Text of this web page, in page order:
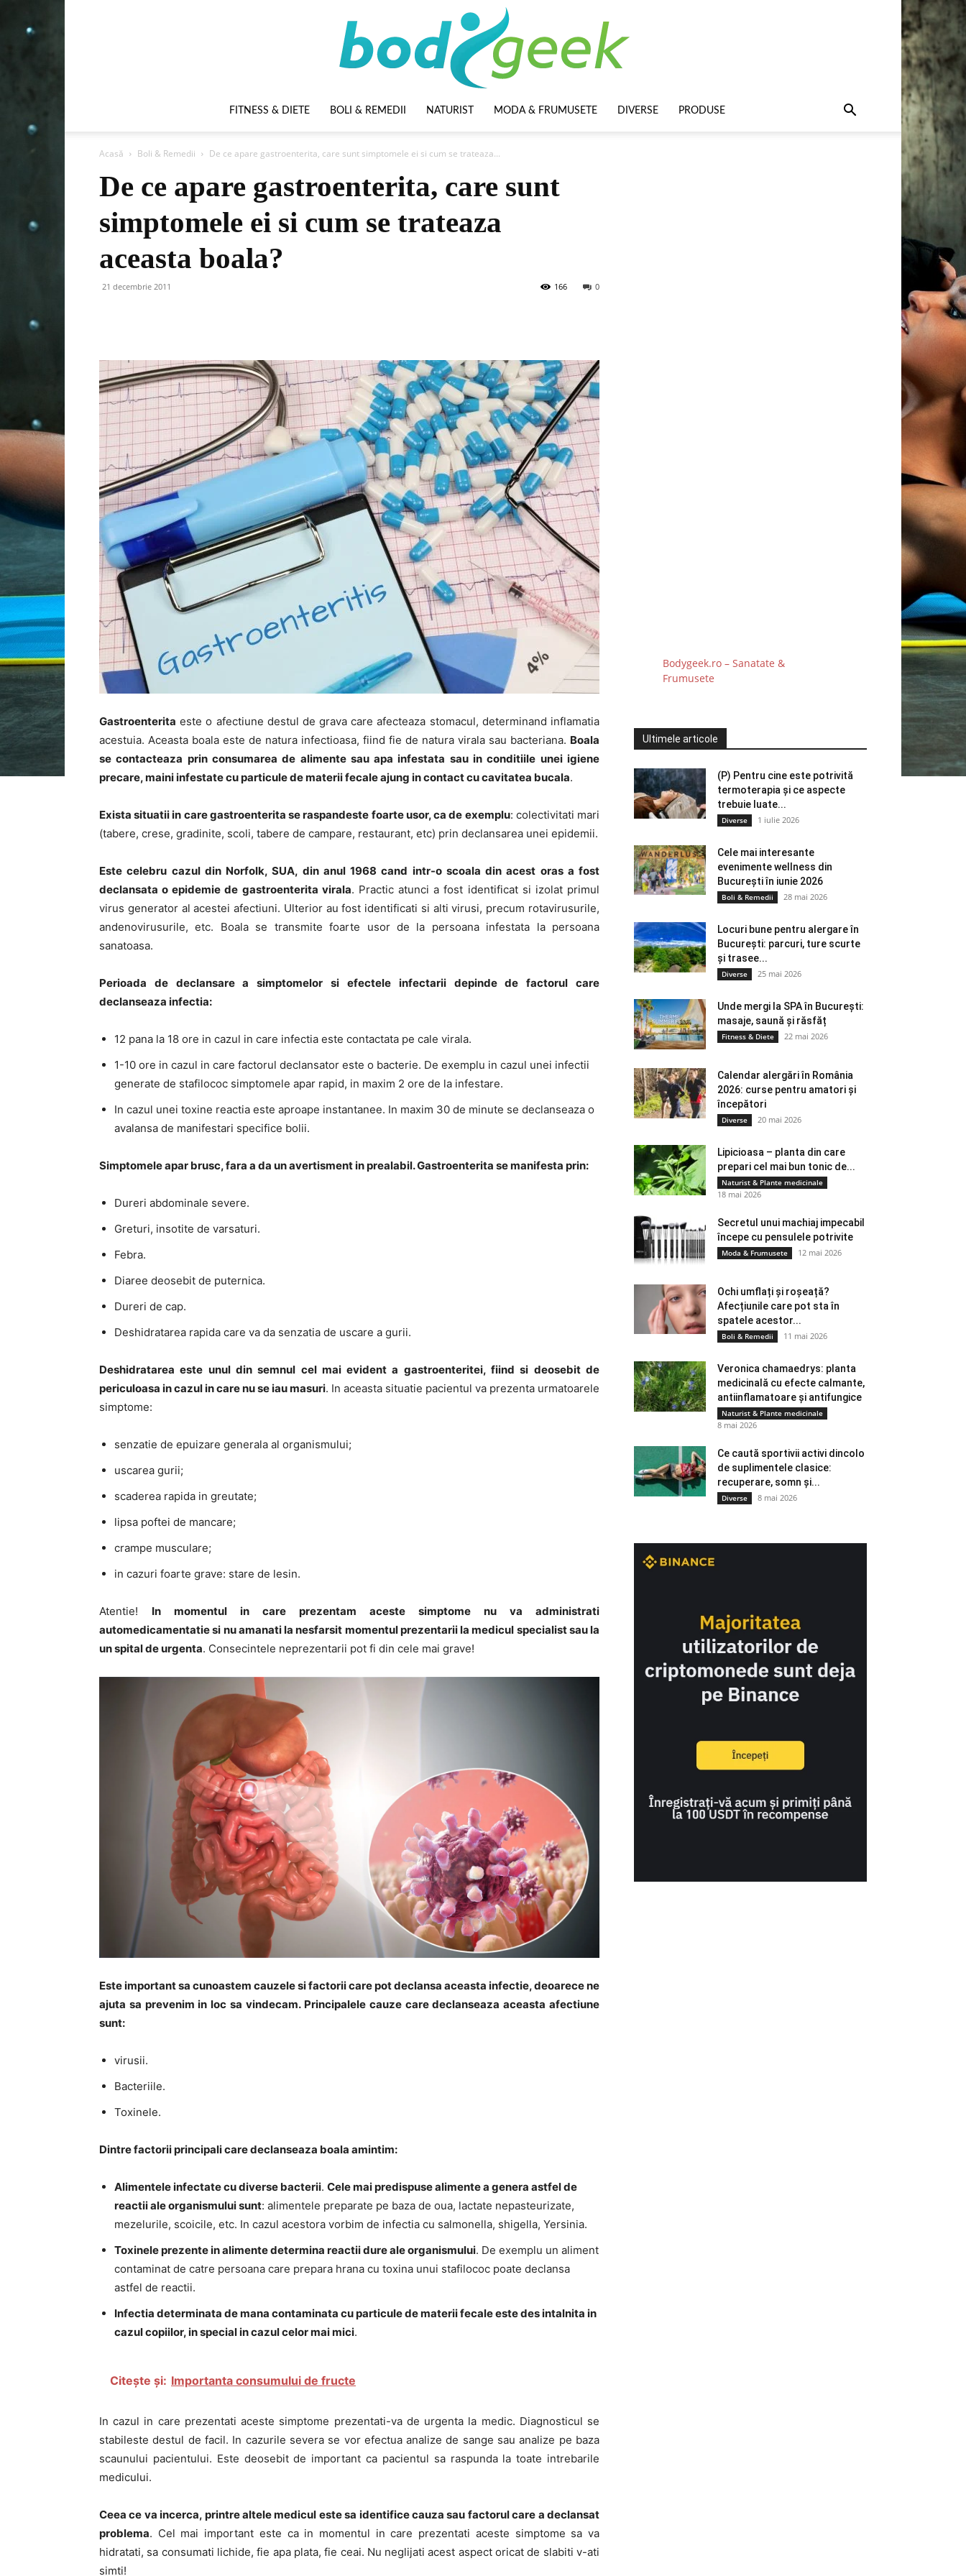
FITNESS & DIETE BOLI & REMEDII NATURIST MODA & FRUMUSETE DIVERSE PRODUSE
Acasă Boli & Remedii De ce apare gastroenterita, care sunt simptomele ei si cum se trateaza...
De ce apare gastroenterita, care sunt
simptomele ei si cum se trateaza
aceasta boala?
21 decembrie 2011 0
166
Gastroenterita este o afectiune destul de grava care afecteaza stomacul, determinand inflamatia
acestuia. Aceasta boala este de natura infectioasa, fiind fie de natura virala sau bacteriana. Boala
se contacteaza prin consumarea de alimente sau apa infestata sau in conditiile unei igiene
precare, maini infestate cu particule de materii fecale ajung in contact cu cavitatea bucala.
Exista situatii in care gastroenterita se raspandeste foarte usor, ca de exemplu: colectivitati mari
(tabere, crese, gradinite, scoli, tabere de campare, restaurant, etc) prin declansarea unei epidemii.
Este celebru cazul din Norfolk, SUA, din anul 1968 cand intr-o scoala din acest oras a fost
declansata o epidemie de gastroenterita virala. Practic atunci a fost identificat si izolat primul
virus generator al acestei afectiuni. Ulterior au fost identificati si alti virusi, precum rotavirusurile,
andenovirusurile, etc. Boala se transmite foarte usor de la persoana infestata la persoana
sanatoasa.
Perioada de declansare a simptomelor si efectele infectarii depinde de factorul care
declanseaza infectia:
12 pana la 18 ore in cazul in care infectia este contactata pe cale virala.
1-10 ore in cazul in care factorul declansator este o bacterie. De exemplu in cazul unei infectii
generate de stafilococ simptomele apar rapid, in maxim 2 ore de la infestare.
In cazul unei toxine reactia este aproape instantanee. In maxim 30 de minute se declanseaza o
avalansa de manifestari specifice bolii.
Simptomele apar brusc, fara a da un avertisment in prealabil. Gastroenterita se manifesta prin:
Dureri abdominale severe.
Greturi, insotite de varsaturi.
Febra.
Diaree deosebit de puternica.
Dureri de cap.
Deshidratarea rapida care va da senzatia de uscare a gurii.
Deshidratarea este unul din semnul cel mai evident a gastroenteritei, fiind si deosebit de
periculoasa in cazul in care nu se iau masuri. In aceasta situatie pacientul va prezenta urmatoarele
simptome:
senzatie de epuizare generala al organismului;
uscarea gurii;
scaderea rapida in greutate;
lipsa poftei de mancare;
crampe musculare;
in cazuri foarte grave: stare de lesin.
Atentie! In momentul in care prezentam aceste simptome nu va administrati
automedicamentatie si nu amanati la nesfarsit momentul prezentarii la medicul specialist sau la
un spital de urgenta. Consecintele neprezentarii pot fi din cele mai grave!
Este important sa cunoastem cauzele si factorii care pot declansa aceasta infectie, deoarece ne
ajuta sa prevenim in loc sa vindecam. Principalele cauze care declanseaza aceasta afectiune
sunt:
virusii.
Bacteriile.
Toxinele.
Dintre factorii principali care declanseaza boala amintim:
Alimentele infectate cu diverse bacterii. Cele mai predispuse alimente a genera astfel de
reactii ale organismului sunt: alimentele preparate pe baza de oua, lactate nepasteurizate,
mezelurile, scoicile, etc. In cazul acestora vorbim de infectia cu salmonella, shigella, Yersinia.
Toxinele prezente in alimente determina reactii dure ale organismului. De exemplu un aliment
contaminat de catre persoana care prepara hrana cu toxina unui stafilococ poate declansa
astfel de reactii.
Infectia determinata de mana contaminata cu particule de materii fecale este des intalnita in
cazul copiilor, in special in cazul celor mai mici.
Citește și: Importanta consumului de fructe
In cazul in care prezentati aceste simptome prezentati-va de urgenta la medic. Diagnosticul se
stabileste destul de facil. In cazurile severa se vor efectua analize de sange sau analize pe baza
scaunului pacientului. Este deosebit de important ca pacientul sa raspunda la toate intrebarile
medicului.
Ceea ce va incerca, printre altele medicul este sa identifice cauza sau factorul care a declansat
problema. Cel mai important este ca in momentul in care prezentati aceste simptome sa va
hidratati, sa consumati lichide, fie apa plata, fie ceai. Nu neglijati acest aspect oricat de slabiti v-ati
simti!
Bodygeek.ro – Sanatate &
Frumusete
Ultimele articole
(P) Pentru cine este potrivită
termoterapia și ce aspecte
trebuie luate...
Diverse 1 iulie 2026
Cele mai interesante
evenimente wellness din
București în iunie 2026
Boli & Remedii 28 mai 2026
Locuri bune pentru alergare în
București: parcuri, ture scurte
și trasee...
Diverse 25 mai 2026
Unde mergi la SPA în București:
masaje, saună și răsfăț
Fitness & Diete 22 mai 2026
Calendar alergări în România
2026: curse pentru amatori și
începători
Diverse 20 mai 2026
Lipicioasa – planta din care
prepari cel mai bun tonic de...
Naturist & Plante medicinale
18 mai 2026
Secretul unui machiaj impecabil
începe cu pensulele potrivite
Moda & Frumusete 12 mai 2026
Ochi umflați și roșeață?
Afecțiunile care pot sta în
spatele acestor...
Boli & Remedii 11 mai 2026
Veronica chamaedrys: planta
medicinală cu efecte calmante,
antiinflamatoare și antifungice
Naturist & Plante medicinale
8 mai 2026
Ce caută sportivii activi dincolo
de suplimentele clasice:
recuperare, somn și...
Diverse 8 mai 2026